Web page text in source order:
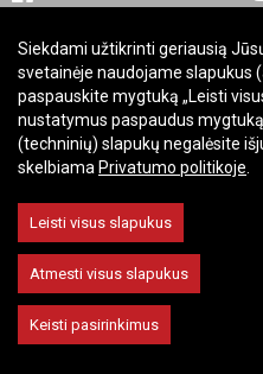
© 2026 Valstybinė kultūros paveldo
Keisti slapukų nustatymus
Siekdami užtikrinti geriausią
svetainėje naudojame slapukus
paspauskite mygtuką „Leisti
nustatymus paspaudus
(techninių) slapukų negalėsite
skelbiama Privatumo politikoje
Leisti visus slapukus
Atmesti visus slapukus
Keisti pasirinkimus